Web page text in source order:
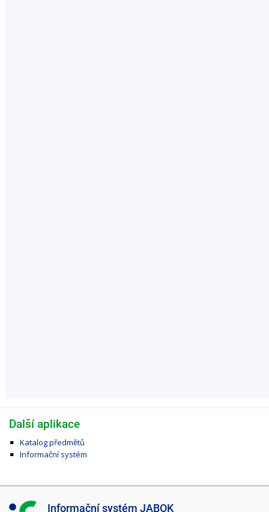
Další aplikace
Katalog předmětů
Informační systém
I Informační systém JABOK